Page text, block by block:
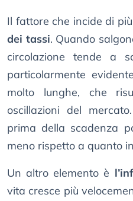
Il fattore che incide di più
dei tassi. Quando
circolazione tende a
particolarmente
molto lunghe, che
oscillazioni del
prima della scadenza
meno rispetto a quanto
Un altro elemento è
vita cresce più